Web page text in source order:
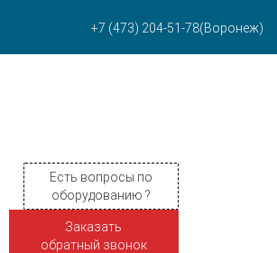
+7 (473) 204-51-78(Воронеж)
ул. Пирогова, 87Б
Есть вопросы по
оборудованию ?
Заказать
обратный звонок